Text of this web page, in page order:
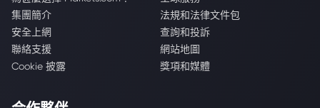
集團簡介
法規和法律文件包
安全上網
查詢和投訴
聯絡支援
網站地圖
Cookie 披露
獎項和媒體